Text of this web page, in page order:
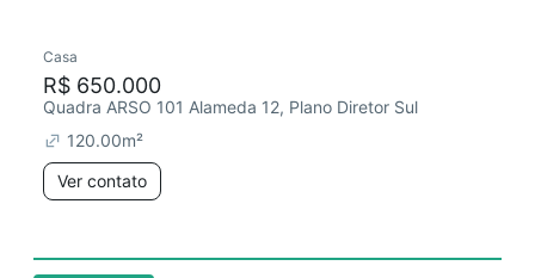
Casa
R$ 650.000
Quadra ARSO 101 Alameda 12, Plano Diretor Sul
120.00m²
Ver contato